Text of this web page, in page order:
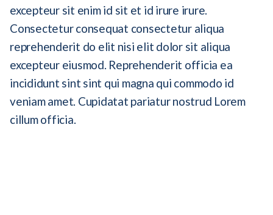
excepteur sit enim id sit et id irure irure.
Consectetur consequat consectetur aliqua
reprehenderit do elit nisi elit dolor sit aliqua
excepteur eiusmod. Reprehenderit officia ea
incididunt sint sint qui magna qui commodo id
veniam amet. Cupidatat pariatur nostrud Lorem
cillum officia.